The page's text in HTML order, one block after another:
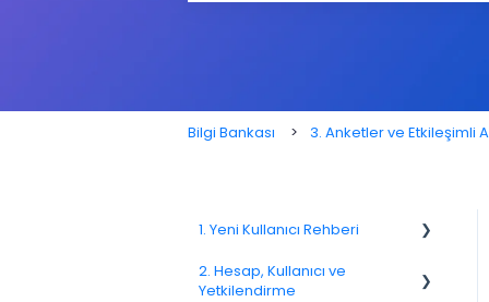
Bilgi Bankası 3. Anketler ve Etkileşimli
1. Yeni Kullanıcı Rehberi
1.1. Platforma Genel Bakış
2. Hesap, Kullanıcı ve
Yetkilendirme